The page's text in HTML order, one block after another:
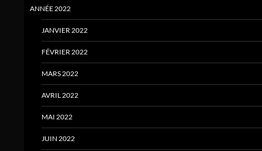
ANNÉE 2022
JANVIER 2022
FÉVRIER 2022
MARS 2022
AVRIL 2022
MAI 2022
JUIN 2022